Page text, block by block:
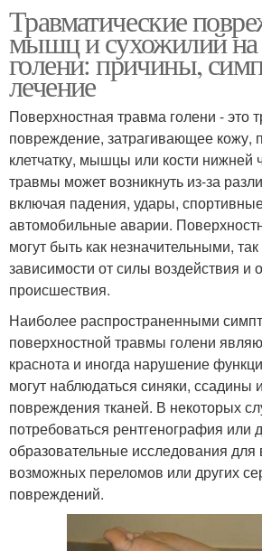
Травматические
мышц и сухожилий на
голени: причины,
лечение
Поверхностная травма голени - это
повреждение, затрагивающее кожу,
клетчатку, мышцы или кости нижней
травмы может возникнуть из-за
включая падения, удары,
автомобильные аварии.
могут быть как незначительными,
зависимости от силы воздействия и
происшествия.
Наиболее распространенными
поверхностной травмы голени
краснота и иногда нарушение
могут наблюдаться синяки, ссадины
повреждения тканей. В некоторых
потребоваться рентгенография или
образовательные исследования
возможных переломов или других
повреждений.